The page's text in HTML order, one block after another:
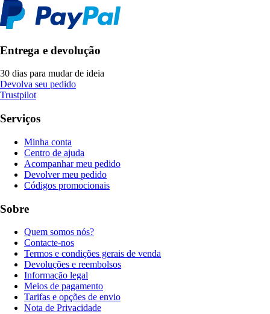
Entrega e devolução
30 dias para mudar de ideia
Devolva seu pedido
Trustpilot
Serviços
Minha conta
Centro de ajuda
Acompanhar meu pedido
Devolver meu pedido
Códigos promocionais
Sobre
Quem somos nós?
Contacte-nos
Termos e condições gerais de venda
Devoluções e reembolsos
Informação legal
Meios de pagamento
Tarifas e opções de envio
Nota de Privacidade